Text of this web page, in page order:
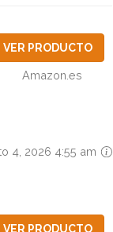
VER PRODUCTO
Amazon.es
4, 2026 4:55 am
VER PRODUCTO